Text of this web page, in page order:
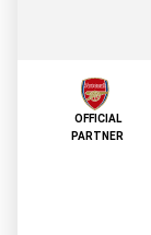
OFFICIAL
PARTNER